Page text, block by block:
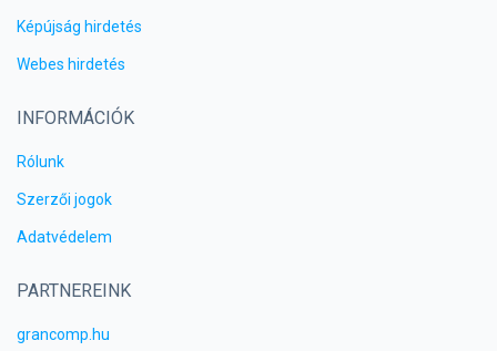
Képújság hirdetés
Webes hirdetés
INFORMÁCIÓK
Rólunk
Szerzői jogok
Adatvédelem
PARTNEREINK
grancomp.hu